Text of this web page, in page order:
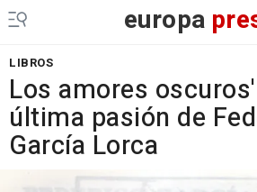
europa
LIBROS
Los amores
última pasión de
García Lorca